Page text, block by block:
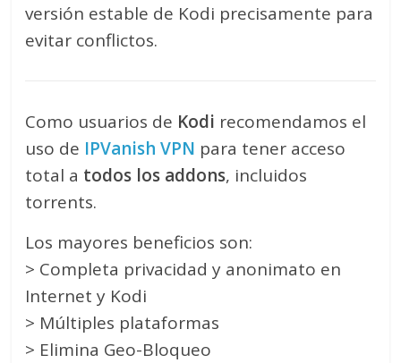
versión estable de Kodi precisamente para
evitar conflictos.
Como usuarios de Kodi recomendamos el
uso de IPVanish VPN para tener acceso
total a todos los addons, incluidos
torrents.
Los mayores beneficios son:
> Completa privacidad y anonimato en
Internet y Kodi
> Múltiples plataformas
> Elimina Geo-Bloqueo